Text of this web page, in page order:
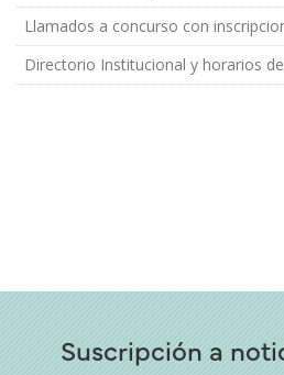
Llamados a concurso con
Directorio Institucional y horarios
Suscripción a